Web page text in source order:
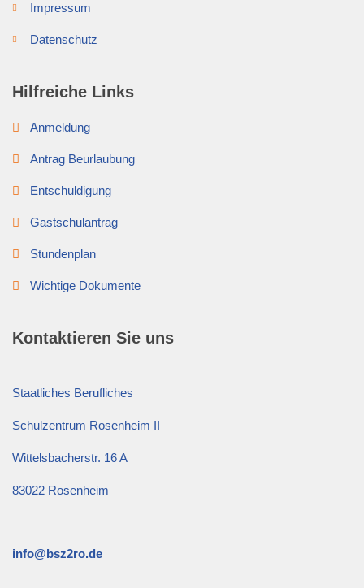
Impressum
Datenschutz
Hilfreiche Links
Anmeldung
Antrag Beurlaubung
Entschuldigung
Gastschulantrag
Stundenplan
Wichtige Dokumente
Kontaktieren Sie uns
Staatliches Berufliches
Schulzentrum Rosenheim II
Wittelsbacherstr. 16 A
83022 Rosenheim
info@bsz2ro.de